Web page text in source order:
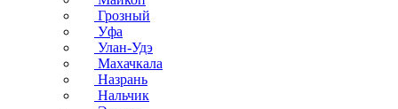
Грозный
Уфа
Улан-Удэ
Махачкала
Назрань
Нальчик